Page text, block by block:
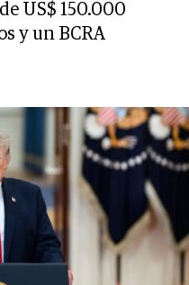
US$ 150.000
y un BCRA